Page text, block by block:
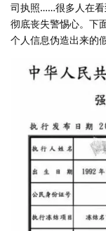
司执照……很多人在看
彻底丧失警惕心。下
个人信息伪造出来的